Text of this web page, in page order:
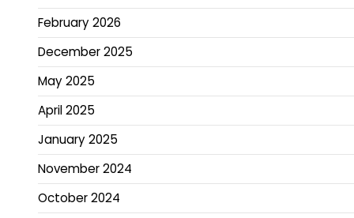
February 2026
December 2025
May 2025
April 2025
January 2025
November 2024
October 2024